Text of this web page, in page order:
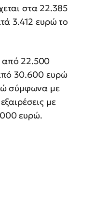
στα 22.385
3.412 ευρώ το
από 22.500
30.600 ευρώ
σύμφωνα με
με
ευρώ.